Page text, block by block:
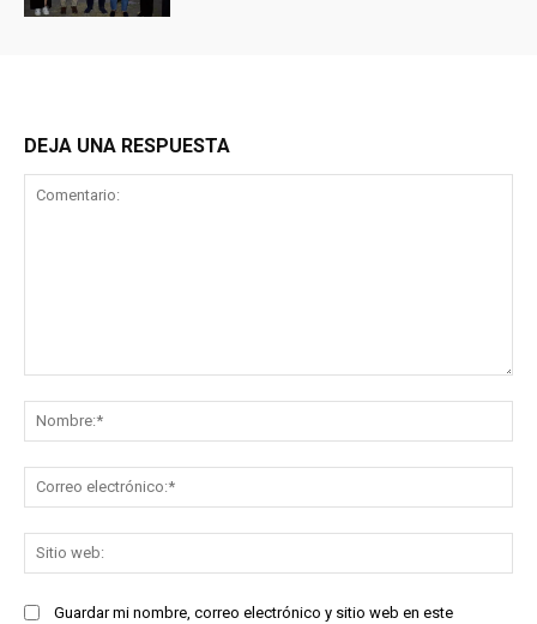
DEJA UNA RESPUESTA
Guardar mi nombre, correo electrónico y sitio web en este